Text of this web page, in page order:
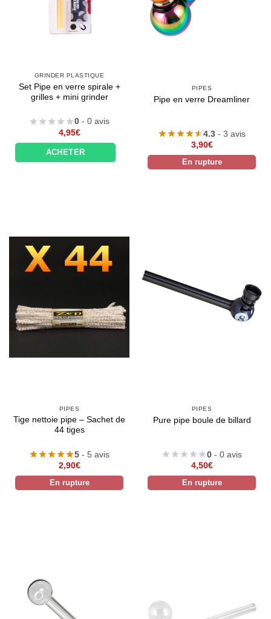
GRINDER PLASTIQUE
Set Pipe en verre spirale +
grilles + mini grinder
0 - 0 avis
4,95€
ACHETER
PIPES
Pipe en verre Dreamliner
4.3 - 3 avis
3,90€
En rupture
PIPES
Tige nettoie pipe – Sachet de
44 tiges
5 - 5 avis
2,90€
En rupture
PIPES
Pure pipe boule de billard
0 - 0 avis
4,50€
En rupture